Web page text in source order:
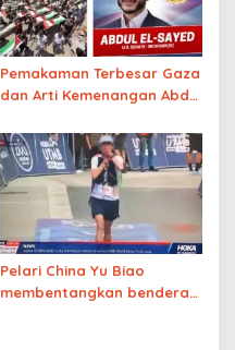
Pemakaman Terbesar Gaza
dan Arti Kemenangan Abdul
Pelari China Yu Biao
membentangkan bendera